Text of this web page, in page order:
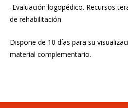
-Evaluación logopédico. Recursos
de rehabilitación.
Dispone de 10 días para su
material complementario.